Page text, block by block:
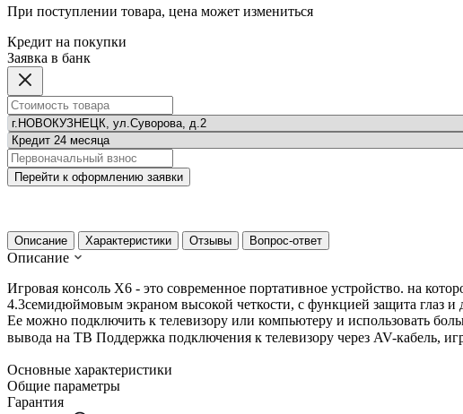
При поступлении товара, цена может измениться
Кредит на покупки
Заявка в банк
Перейти к оформлению заявки
Описание Характеристики Отзывы Вопрос-ответ
Описание
Игровая консоль X6 - это современное портативное устройство. на
4.3семидюймовым экраном высокой четкости, с функцией защита глаз
Ее можно подключить к телевизору или компьютеру и использовать
вывода на ТВ Поддержка подключения к телевизору через AV-кабель,
Основные характеристики
Общие параметры
Гарантия